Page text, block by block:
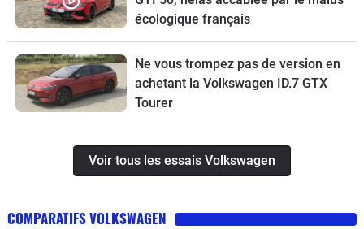
écologique français
Ne vous trompez pas de version en
achetant la Volkswagen ID.7 GTX
Tourer
Voir tous les essais Volkswagen
COMPARATIFS VOLKSWAGEN